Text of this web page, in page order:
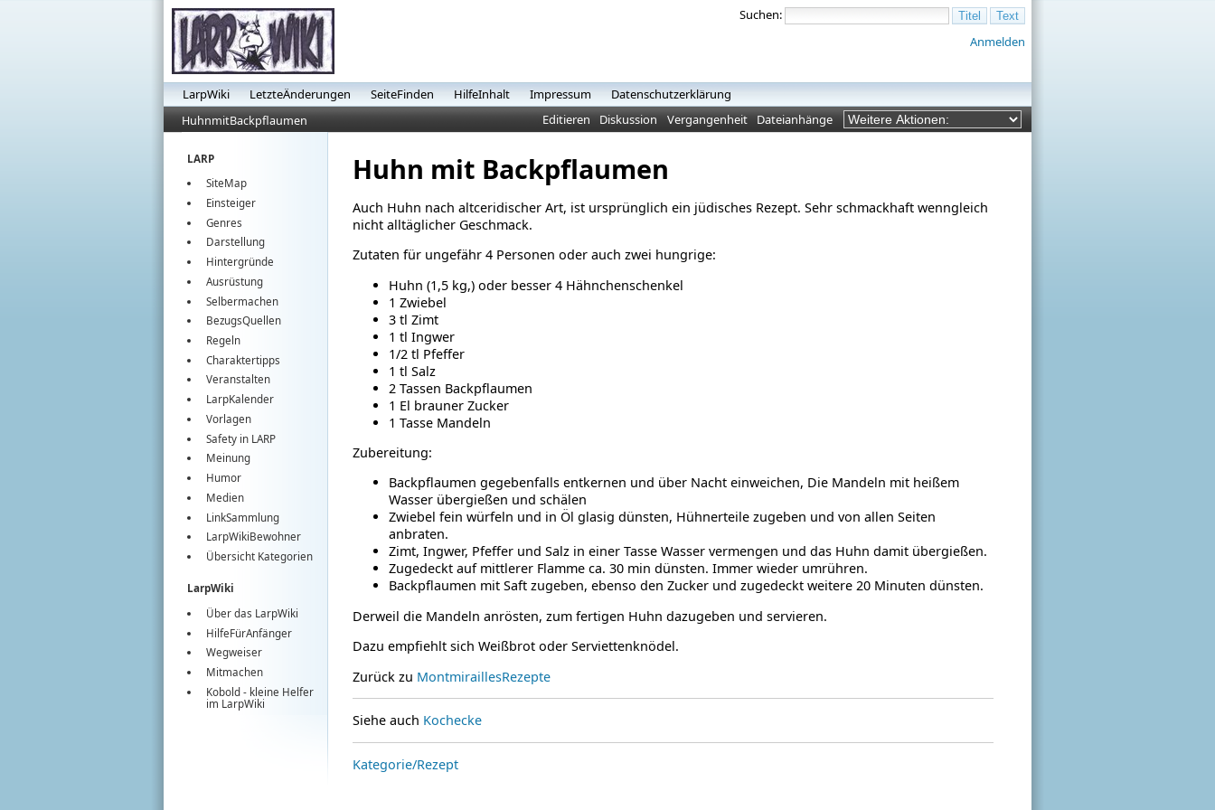
Suchen:
Anmelden
LarpWiki LetzteÄnderungen SeiteFinden HilfeInhalt Impressum
Datenschutzerklärung
Editieren
Diskussion Vergangenheit Dateianhänge
HuhnmitBackpflaumen
LARP
SiteMap
Einsteiger
Genres
Darstellung
Hintergründe
Ausrüstung
Selbermachen
BezugsQuellen
Regeln
Charaktertipps
Veranstalten
LarpKalender
Vorlagen
Safety in LARP
Meinung
Humor
Medien
LinkSammlung
LarpWikiBewohner
Übersicht Kategorien
LarpWiki
Über das LarpWiki
HilfeFürAnfänger
Wegweiser
Mitmachen
Kobold - kleine Helfer
im LarpWiki
Huhn mit Backpflaumen
Auch Huhn nach altceridischer Art, ist ursprünglich ein jüdisches Rezept. Sehr schmackhaft wenngleich
nicht alltäglicher Geschmack.
Zutaten für ungefähr 4 Personen oder auch zwei hungrige:
Huhn (1,5 kg,) oder besser 4 Hähnchenschenkel
1 Zwiebel
3 tl Zimt
1 tl Ingwer
1/2 tl Pfeffer
1 tl Salz
2 Tassen Backpflaumen
1 El brauner Zucker
1 Tasse Mandeln
Zubereitung:
Backpflaumen gegebenfalls entkernen und über Nacht einweichen, Die Mandeln mit heißem
Wasser übergießen und schälen
Zwiebel fein würfeln und in Öl glasig dünsten, Hühnerteile zugeben und von allen Seiten
anbraten.
Zimt, Ingwer, Pfeffer und Salz in einer Tasse Wasser vermengen und das Huhn damit übergießen.
Zugedeckt auf mittlerer Flamme ca. 30 min dünsten. Immer wieder umrühren.
Backpflaumen mit Saft zugeben, ebenso den Zucker und zugedeckt weitere 20 Minuten dünsten.
Derweil die Mandeln anrösten, zum fertigen Huhn dazugeben und servieren.
Dazu empfiehlt sich Weißbrot oder Serviettenknödel.
Zurück zu MontmiraillesRezepte
Siehe auch Kochecke
Kategorie/Rezept